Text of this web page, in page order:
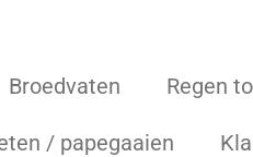
Broedvaten Regen
/ papegaaien